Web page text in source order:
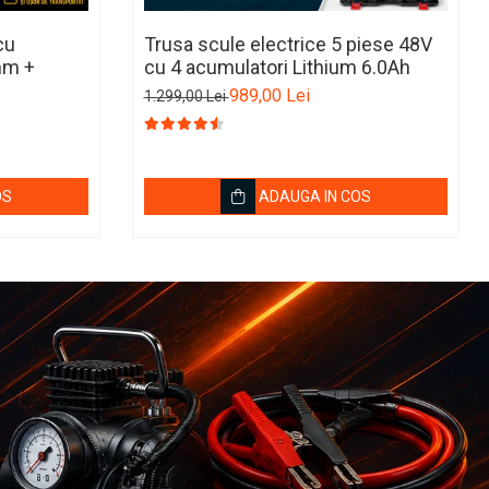
+
Trusa scule electrice 5 piese 48V
cu 4 acumulatori Lithium 6.0Ah
1.299,00 Lei989,00 Lei
ADAUGA IN COS